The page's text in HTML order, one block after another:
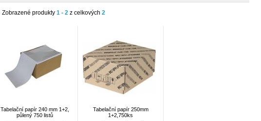
Zobrazené produkty 1 - 2 z celkových 2
Tabelační papír 240 mm 1+2,
půlený 750 listů
Tabelační papír 250mm
1+2,750ks